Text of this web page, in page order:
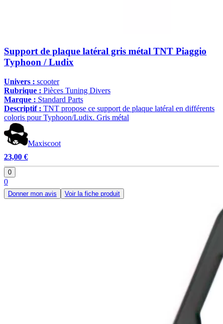
Support de plaque latéral gris métal TNT Piaggio
Typhoon / Ludix
Univers : scooter
Rubrique : Pièces Tuning Divers
Marque : Standard Parts
Descriptif : TNT propose ce support de plaque latéral en différents
coloris pour Typhoon/Ludix. Gris métal
Maxiscoot
23,00 €
0
0
Donner mon avis Voir la fiche produit